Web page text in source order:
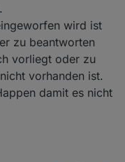
wird ist
zu beantworten
vorliegt oder zu
vorhanden ist.
damit es nicht